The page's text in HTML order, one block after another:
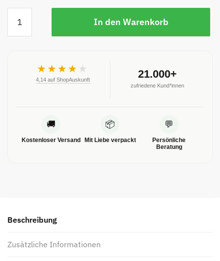
In den Warenkorb
★★★★ ★
4,14 auf ShopAuskunft 21.000+
zufriedene Kund*innen
🚚
Kostenloser Versand
📦
Mit Liebe verpackt
💬
Persönliche
Beratung
Beschreibung
Zusätzliche Informationen